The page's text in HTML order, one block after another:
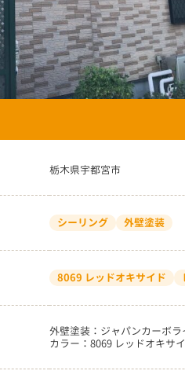
栃木県宇都宮市
シーリング 外壁塗装
8069 レッドオキサイド
外壁塗装：ジャパンカーボ
カラー：8069 レッドオキサ